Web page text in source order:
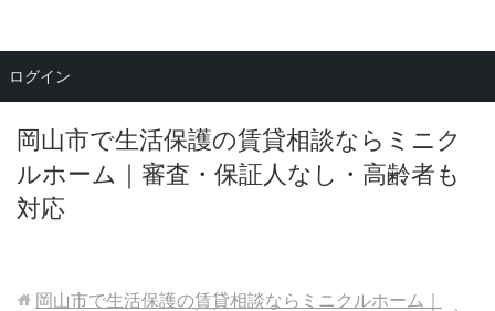
岡山市で生活保護の賃貸相談ならミニク
ルホーム｜審査・保証人なし・高齢者も
対応
メニュー
岡山市で生活保護の賃貸相談ならミニクルホーム｜
ログイン